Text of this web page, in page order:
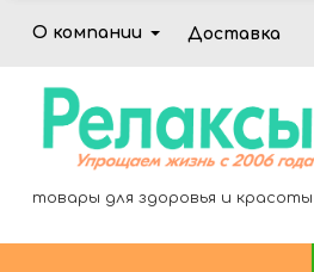
О компании Доставка
товары для здоровья и красоты